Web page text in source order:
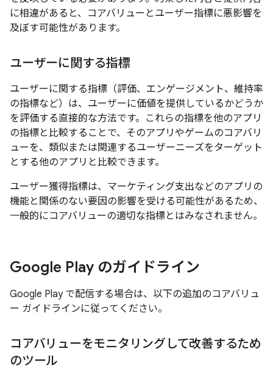
に相違があると、コアバリューとユーザー指標に悪影響を
及ぼす可能性があります。
ユーザーに関する指標
ユーザーに関する指標（評価、エンゲージメント、維持率
の指標など）は、ユーザーに価値を提供しているかどうか
を評価する直接的な方法です。これらの指標を他のアプリ
の指標と比較することで、そのアプリやゲームのコアバリ
ューを、類似または関連するユーザーニーズをターゲット
とする他のアプリと比較できます。
ユーザー獲得指標は、マーケティング支出などのアプリの
機能と関係のない要因の影響を受ける可能性があるため、
一般的にコアバリューの適切な指標とはみなされません。
Google Play のガイドライン
Google Play で配信する場合は、以下の追加のコアバリュ
ー ガイドラインに従ってください。
コアバリューをモニタリングして改善するため
のツール